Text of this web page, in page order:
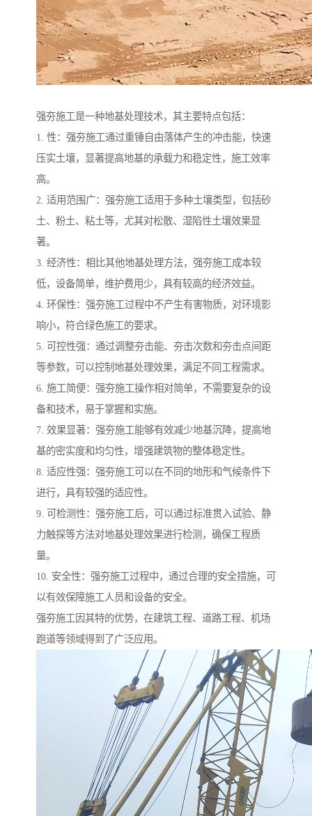
强夯施工是一种地基处理技术，其主要特点包括：
1. 性：强夯施工通过重锤自由落体产生的冲击能，快速
压实土壤，显著提高地基的承载力和稳定性，施工效率
高。
2. 适用范围广：强夯施工适用于多种土壤类型，包括砂
土、粉土、粘土等，尤其对松散、湿陷性土壤效果显
著。
3. 经济性：相比其他地基处理方法，强夯施工成本较
低，设备简单，维护费用少，具有较高的经济效益。
4. 环保性：强夯施工过程中不产生有害物质，对环境影
响小，符合绿色施工的要求。
5. 可控性强：通过调整夯击能、夯击次数和夯击点间距
等参数，可以控制地基处理效果，满足不同工程需求。
6. 施工简便：强夯施工操作相对简单，不需要复杂的设
备和技术，易于掌握和实施。
7. 效果显著：强夯施工能够有效减少地基沉降，提高地
基的密实度和均匀性，增强建筑物的整体稳定性。
8. 适应性强：强夯施工可以在不同的地形和气候条件下
进行，具有较强的适应性。
9. 可检测性：强夯施工后，可以通过标准贯入试验、静
力触探等方法对地基处理效果进行检测，确保工程质
量。
10. 安全性：强夯施工过程中，通过合理的安全措施，可
以有效保障施工人员和设备的安全。
强夯施工因其特的优势，在建筑工程、道路工程、机场
跑道等领域得到了广泛应用。